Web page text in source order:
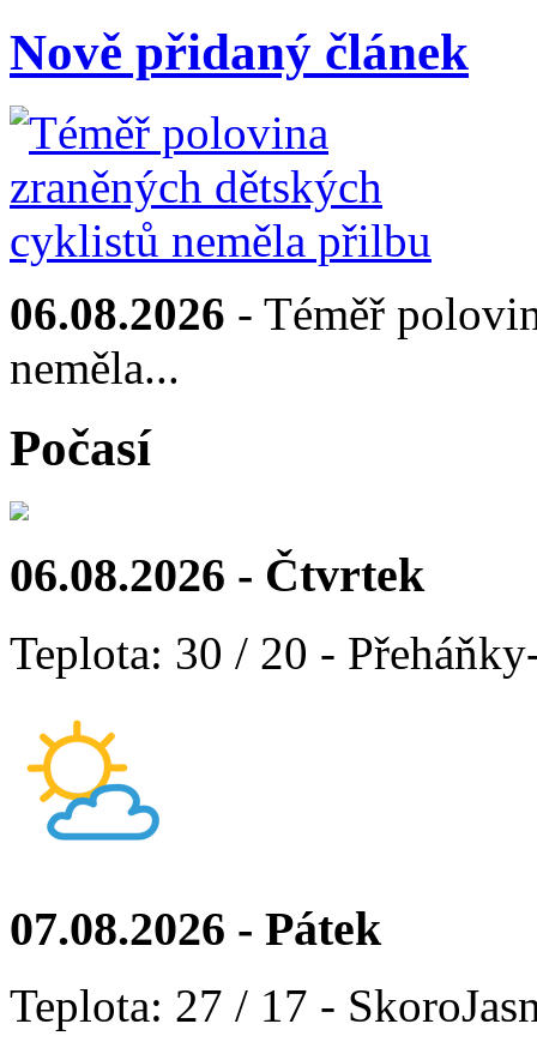
Nově přidaný článek
06.08.2026 - Téměř
neměla...
Počasí
06.08.2026 - Čtvrtek
Teplota: 30 / 20 -
07.08.2026 - Pátek
Teplota: 27 / 17 -